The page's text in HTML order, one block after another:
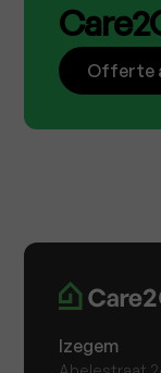
Offerte
Izegem